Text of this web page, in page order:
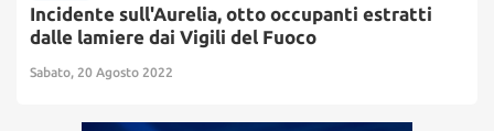
Incidente sull'Aurelia, otto occupanti estratti
dalle lamiere dai Vigili del Fuoco
Sabato, 20 Agosto 2022